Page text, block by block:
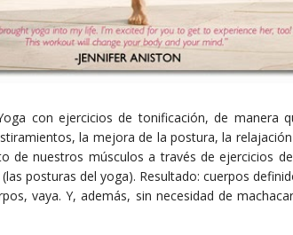
con ejercicios de tonificación, de manera
la mejora de la postura, la
de nuestros músculos a través de ejercicios
posturas del yoga). Resultado: cuerpos
vaya. Y, además, sin necesidad de